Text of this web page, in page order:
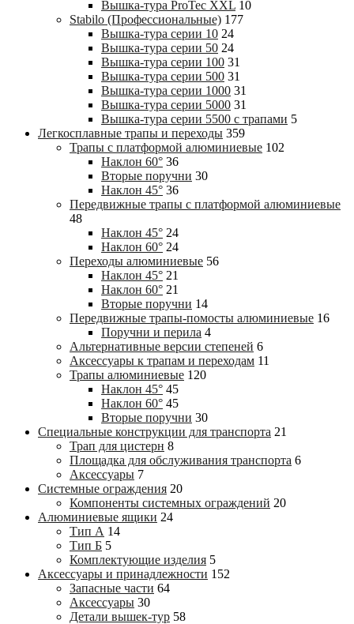
Вышка-тура ProTec XXL 10
Stabilo (Профессиональные) 177
Вышка-тура cерии 10 24
Вышка-тура cерии 50 24
Вышка-тура cерии 100 31
Вышка-тура cерии 500 31
Вышка-тура cерии 1000 31
Вышка-тура cерии 5000 31
Вышка-тура cерии 5500 с трапами 5
Легкосплавные трапы и переходы 359
Трапы с платформой алюминиевые 102
Наклон 60° 36
Вторые поручни 30
Наклон 45° 36
Передвижные трапы с платформой алюминиевые
48
Наклон 45° 24
Наклон 60° 24
Переходы алюминиевые 56
Наклон 45° 21
Наклон 60° 21
Вторые поручни 14
Передвижные трапы-помосты алюминиевые 16
Поручни и перила 4
Альтернативные версии степеней 6
Аксессуары к трапам и переходам 11
Трапы алюминиевые 120
Наклон 45° 45
Наклон 60° 45
Вторые поручни 30
Специальные конструкции для транспорта 21
Трап для цистерн 8
Площадка для обслуживания транспорта 6
Аксессуары 7
Системные ограждения 20
Компоненты системных ограждений 20
Алюминиевые ящики 24
Тип А 14
Тип Б 5
Комплектующие изделия 5
Аксессуары и принадлежности 152
Запасные части 64
Аксессуары 30
Детали вышек-тур 58